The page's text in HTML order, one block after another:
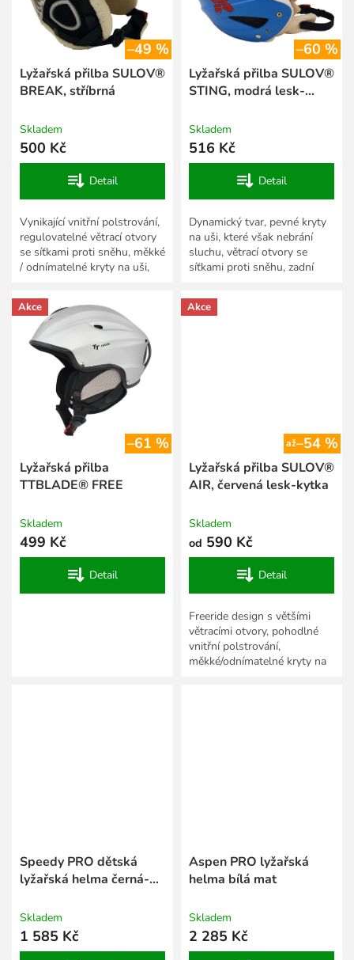
–49 %
Lyžařská přilba SULOV®
BREAK, stříbrná
Skladem
500 Kč
Detail
Vynikající vnitřní polstrování,
regulovatelné větrací otvory
se síťkami proti sněhu, měkké
/ odnímatelné kryty na uši,
v...
–60 %
Lyžařská přilba SULOV®
STING, modrá lesk-
Skladem
516 Kč
Detail
Dynamický tvar, pevné kryty
na uši, které však nebrání
sluchu, větrací otvory se
síťkami proti sněhu, zadní
Velikosti:...
Akce
–61 %
Lyžařská přilba
TTBLADE® FREE
Skladem
499 Kč
Detail
Akce
až–54 %
Lyžařská přilba SULOV®
AIR, červená lesk-kytka
Skladem
od 590 Kč
Detail
Freeride design s většími
větracími otvory, pohodlné
vnitřní polstrování,
měkké/odnímatelné kryty na
Speedy PRO dětská
lyžařská helma černá-
Skladem
1 585 Kč
Aspen PRO lyžařská
helma bílá mat
Skladem
2 285 Kč